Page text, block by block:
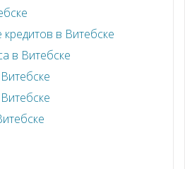
в Витебске
в Витебске